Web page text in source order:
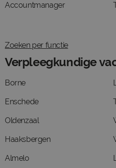
Accountmanager
Zoeken per functie
Verpleegkundige
Borne
Enschede
Oldenzaal
Haaksbergen
Almelo